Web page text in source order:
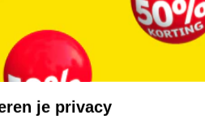
je privacy